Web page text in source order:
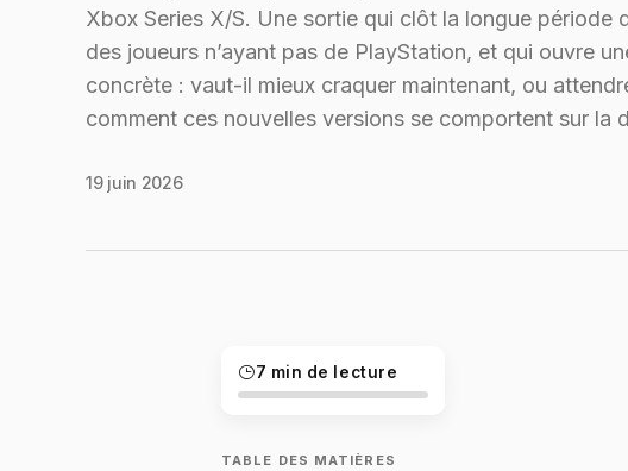
Xbox Series X/S. Une sortie qui clôt la longue période
des joueurs n’ayant pas de PlayStation, et qui ouvre
concrète : vaut-il mieux craquer maintenant, ou
comment ces nouvelles versions se comportent sur la
19 juin 2026
7 min de lecture
TABLE DES MATIÈRES